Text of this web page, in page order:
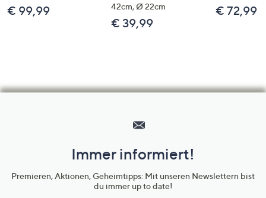
€ 99,99
42cm, Ø 22cm
€ 39,99
€ 72,99
Unternehmensinformationen
Immer informiert!
Premieren, Aktionen, Geheimtipps: Mit unseren Newslettern bist
du immer up to date!